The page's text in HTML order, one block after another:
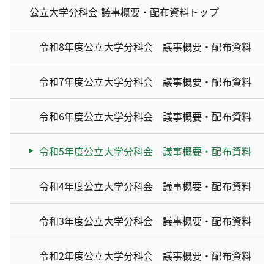
公立大学分科会 議事概要・配布資料トップ
令和8年度公立大学分科会 議事概要・配布資料
令和7年度公立大学分科会 議事概要・配布資料
令和6年度公立大学分科会 議事概要・配布資料
令和5年度公立大学分科会 議事概要・配布資料
令和4年度公立大学分科会 議事概要・配布資料
令和3年度公立大学分科会 議事概要・配布資料
令和2年度公立大学分科会 議事概要・配布資料